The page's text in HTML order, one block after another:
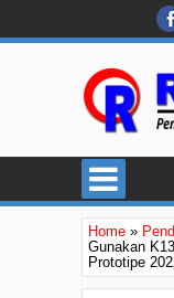
Home »
Gunakan
Prototipe